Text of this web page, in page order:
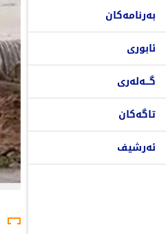
بەرنامەکان
ئابوری
گـــەلەری
تاگەکان
ئەرشیف